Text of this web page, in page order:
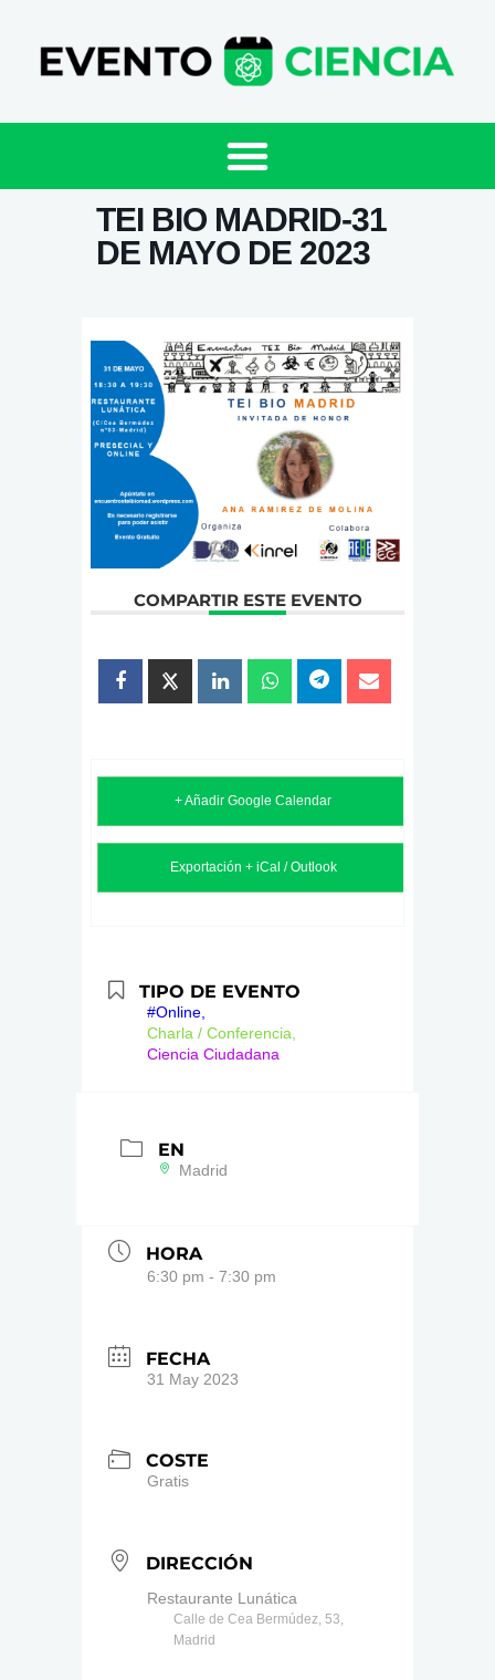
TEI BIO MADRID-31
DE MAYO DE 2023
COMPARTIR ESTE EVENTO
+ Añadir Google Calendar
Exportación + iCal / Outlook
TIPO DE EVENTO
#Online,
Charla / Conferencia,
Ciencia Ciudadana
EN
Madrid
HORA
6:30 pm - 7:30 pm
FECHA
31 May 2023
COSTE
Gratis
DIRECCIÓN
Restaurante Lunática
Calle de Cea Bermúdez, 53,
Madrid